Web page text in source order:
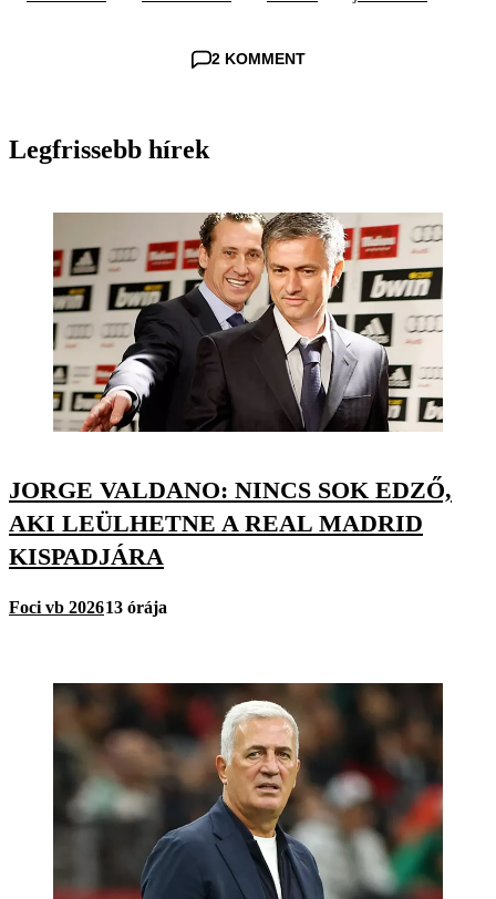
2 KOMMENT
Legfrissebb hírek
JORGE VALDANO: NINCS SOK EDZŐ,
AKI LEÜLHETNE A REAL MADRID
KISPADJÁRA
Foci vb 202613 órája